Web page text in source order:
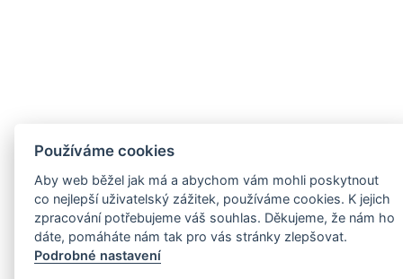
Používáme cookies
Aby web běžel jak má a abychom vám mohli poskytnout
co nejlepší uživatelský zážitek, používáme cookies. K jejich
zpracování potřebujeme váš souhlas. Děkujeme, že nám ho
dáte, pomáháte nám tak pro vás stránky zlepšovat.
Podrobné nastavení